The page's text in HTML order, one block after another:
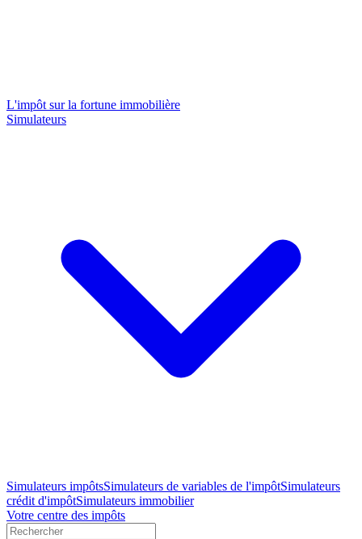
L'impôt sur la fortune immobilière
Simulateurs
Simulateurs impôtsSimulateurs de variables de l'impôtSimulateurs
crédit d'impôtSimulateurs immobilier
Votre centre des impôts